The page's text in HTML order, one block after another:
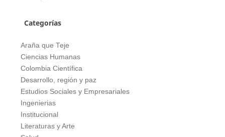
Categorías
Araña que Teje
Ciencias Humanas
Colombia Científica
Desarrollo, región y paz
Estudios Sociales y Empresariales
Ingenierias
Institucional
Literaturas y Arte